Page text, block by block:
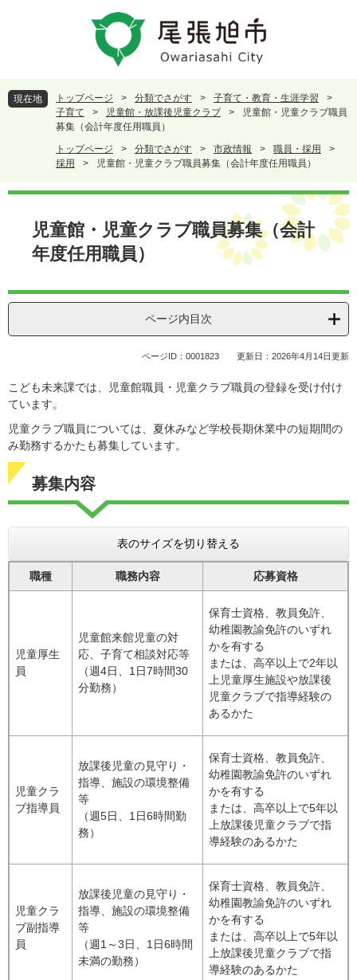
頭
で
飛
ば
へ
現在地 トップページ > 分類でさがす > 子育て・教育・生涯学習
>
子育て
> 児童館・放課後児童クラブ >
児童館・児童クラブ職員
募集（会計年度任用職員）
トップページ
> 分類でさがす > 市政情報 > 職員・採用
>
採用
> 児童館・児童クラブ職員募集（会計年度任用職員）
本
児童館・児童クラブ職員募集（会計
年度任用職員）
ページ内目次
ページID：0001823 更新日：2026年4月14日更新
こども未来課では、児童館職員・児童クラブ職員の登録を受け付け
ています。
児童クラブ職員については、夏休みなど学校長期休業中の短期間の
み勤務するかたも募集しています。
募集内容
表のサイズを切り替える
職種 職務内容 応募資格
児童厚生
員
児童館来館児童の対
応、子育て相談対応等
（週4日、1日7時間30
分勤務）
保育士資格、教員免許、
幼稚園教諭免許のいずれ
かを有する
または、高卒以上で2年以
上児童厚生施設や放課後
児童クラブで指導経験の
あるかた
児童クラ
ブ指導員
放課後児童の見守り・
指導、施設の環境整備
等
（週5日、1日6時間勤
務）
保育士資格、教員免許、
幼稚園教諭免許のいずれ
かを有する
または、高卒以上で5年以
上放課後児童クラブで指
導経験のあるかた
児童クラ
ブ副指導
員
放課後児童の見守り・
指導、施設の環境整備
等
（週1～3日、1日6時間
未満の勤務）
保育士資格、教員免許、
幼稚園教諭免許のいずれ
かを有する
または、高卒以上で5年以
上放課後児童クラブで指
導経験のあるかた